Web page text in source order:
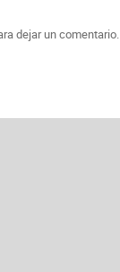
dejar un comentario.